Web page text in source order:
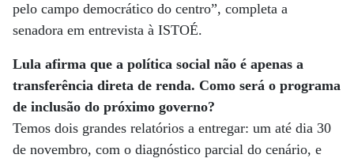
pelo campo democrático do centro”, completa a
senadora em entrevista à ISTOÉ.
Lula afirma que a política social não é apenas a
transferência direta de renda. Como será o programa
de inclusão do próximo governo?
Temos dois grandes relatórios a entregar: um até dia 30
de novembro, com o diagnóstico parcial do cenário, e